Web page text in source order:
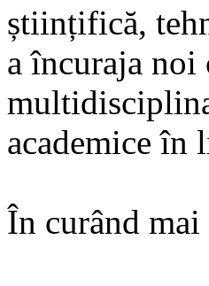
științifică,
a încuraja
academice în
În curând